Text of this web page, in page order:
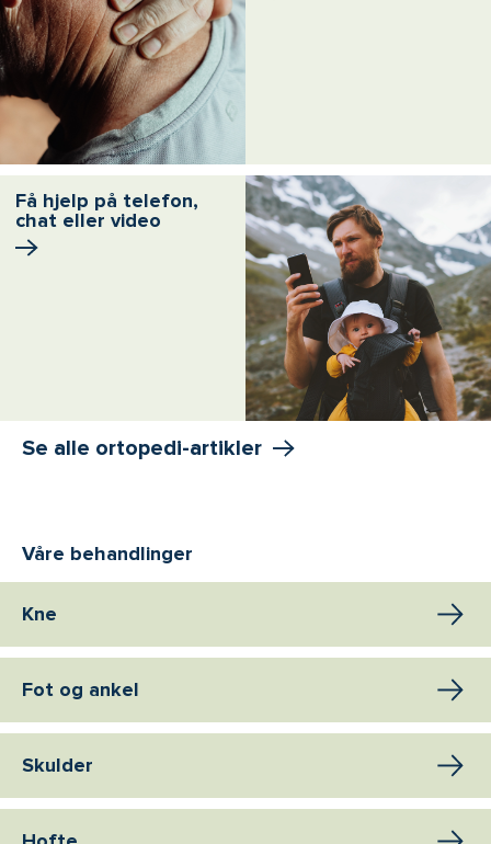
Få hjelp på telefon,
chat eller video
Se alle ortopedi-artikler
Våre behandlinger
Kne
Fot og ankel
Skulder